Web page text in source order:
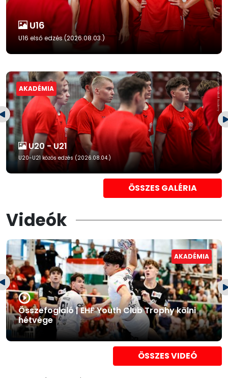
U16
U16 első edzés (2026.08.03.)
AKADÉMIA
U20 - U21
U20-U21 közös edzés (2026.08.04.)
ÖSSZES GALÉRIA
Videók
AKADÉMIA
Összefoglaló | EHF Youth Club Trophy kölni
hétvége
ÖSSZES VIDEÓ